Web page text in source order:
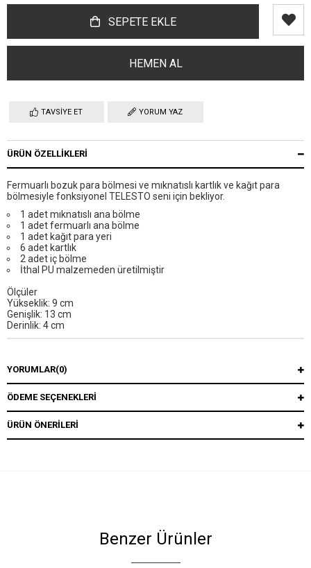
TAVSIYE ET YORUM YAZ
ÜRÜN ÖZELLIKLERI
Fermuarlı bozuk para bölmesi ve mıknatıslı kartlık ve kağıt para
bölmesiyle fonksiyonel TELESTO seni için bekliyor.
1 adet mıknatıslı ana bölme
1 adet fermuarlı ana bölme
1 adet kağıt para yeri
6 adet kartlık
2 adet iç bölme
İthal PU malzemeden üretilmiştir
Ölçüler
Yükseklik: 9 cm
Genişlik: 13 cm
Derinlik: 4 cm
YORUMLAR(0)
ÖDEME SEÇENEKLERI
ÜRÜN ÖNERILERI
Benzer Ürünler